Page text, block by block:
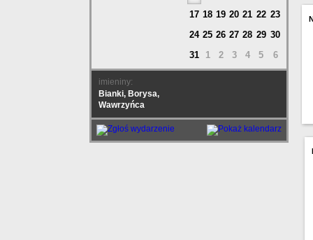
17 18 19 20 21 22 23
24 25 26 27 28 29 30
31
1 2 3 4 5 6
imieniny:
Bianki, Borysa,
Wawrzyńca